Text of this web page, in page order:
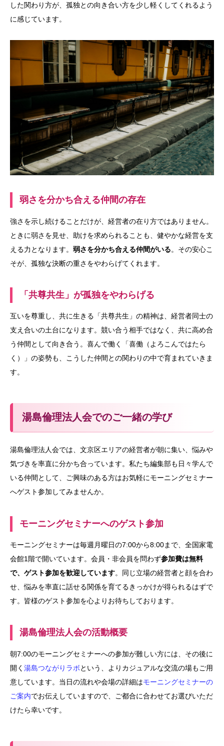
した関わり方が、孤独との向き合い方を少し軽くしてくれるよう
に感じています。
弱さを分かち合える仲間の存在
強さを示し続けることだけが、経営者の在り方ではありません。
ときに弱さを見せ、助けを求められることも、健やかな経営を支
える力となります。 弱さを分かち合える仲間がいる。その安心こ
そが、孤独な決断の重さをやわらげてくれます。
「共尊共生」が孤独をやわらげる
互いを尊重し、共に生きる「共尊共生」の精神は、経営者同士の
支え合いの土台になります。競い合う相手ではなく、共に高め合
う仲間として向き合う。喜んで働く「喜働（よろこんではたら
く）」の姿勢も、こうした仲間との関わりの中で育まれていきま
す。
湯島倫理法人会でのご一緒の学び
湯島倫理法人会では、文京区エリアの経営者が朝に集い、悩みや
気づきを率直に分かち合っています。私たち編集部も日々学んで
いる仲間として、ご興味のある方はお気軽にモーニングセミナー
へゲスト参加してみませんか。
モーニングセミナーへのゲスト参加
モーニングセミナーは毎週月曜日の7:00から8:00まで、全国家電
会館1階で開いています。会員・非会員を問わず参加費は無料
で、ゲスト参加を歓迎しています。同じ立場の経営者と顔を合わ
せ、悩みを率直に話せる関係を育てるきっかけが得られるはずで
す。皆様のゲスト参加を心よりお待ちしております。
湯島倫理法人会の活動概要
朝7:00のモーニングセミナーへの参加が難しい方には、その後に
開く 湯島つながりラボという、よりカジュアルな交流の場もご用
意しています。当日の流れや会場の詳細はモーニングセミナーの
ご案内でお伝えしていますので、ご都合に合わせてお選びいただ
けたら幸いです。